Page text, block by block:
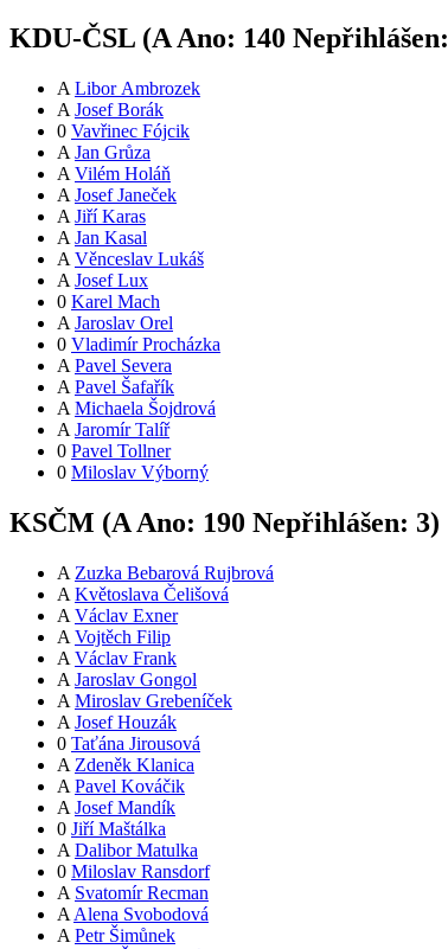
KDU-ČSL (AAno: 140 Nepřihlášen:
A Libor Ambrozek
A Josef Borák
0 Vavřinec Fójcik
A Jan Grůza
A Vilém Holáň
A Josef Janeček
A Jiří Karas
A Jan Kasal
A Věnceslav Lukáš
A Josef Lux
0 Karel Mach
A Jaroslav Orel
0 Vladimír Procházka
A Pavel Severa
A Pavel Šafařík
A Michaela Šojdrová
A Jaromír Talíř
0 Pavel Tollner
0 Miloslav Výborný
KSČM (A Ano: 190 Nepřihlášen: 3)
A Zuzka Bebarová Rujbrová
A Květoslava Čelišová
A Václav Exner
A Vojtěch Filip
A Václav Frank
A Jaroslav Gongol
A Miroslav Grebeníček
A Josef Houzák
0 Taťána Jirousová
A Zdeněk Klanica
A Pavel Kováčik
A Josef Mandík
0 Jiří Maštálka
A Dalibor Matulka
0 Miloslav Ransdorf
A Svatomír Recman
A Alena Svobodová
A Petr Šimůnek